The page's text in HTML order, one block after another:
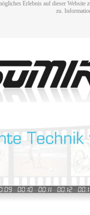
Erlebnis auf dieser
zu.